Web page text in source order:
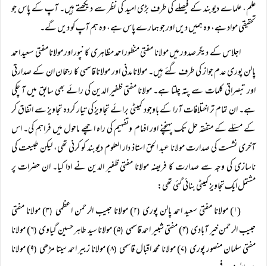
علم، علماے دیوبند کے فیصلے کی طرف بڑی امید کی نظر سے دیکھتے ہیں۔ آپ کے پاس جو
تحقیقی مواد ہے، وہ ہمیں دیں اور جو ہمارے پاس ہے، وہ ہم آپ کو دیں گے۔
اجلاس کے دیگر صدور میں مولانا مفتی منظور احمد مظاہری کانپور اور مولانا مفتی سعید احمد
پالن پوری عدم جواز کی طرف گئے ہیں۔ مولانا مدنی اور مولانا قاسمی کا رجحان ان کے صدارتی
اور تبصراتی کلمات سے پتہ چلتا ہے۔ مولانا مفتی ظفیر الدین کی رائے بھی سابق میں آ چکی
ہے۔ ان تمام تر اختلافات آرا کے باوجود کمیٹی برائے تجاویز کی تیار کردہ تجاویز سے اتفاق کر
کے مسئلے کے متفقہ حل تک پہنچنے اور افہام وتفہیم کی راہ اچھے ماحول میں فراہم کی۔ اس
آخری نشست کی صدارت مولانا عبد الحق استاذ دار العلوم دیوبند کو کرنی تھی، لیکن طبیعت کی
ناسازی کی وجہ سے صدارت کا فریضہ مولانا مفتی ظفیر الدین نے ادا کیا۔ ان حضرات پر
مشتمل ایک تجاویز کمیٹی بنائی گئی تھی:
(۱) مولانا مفتی سعید احمد پالن پوری
(۲) مولانا حبیب الرحمن اعظمی ( ۳) مولانا مفتی
حبیب الرحمن خیر آبادی (۴) مفتی شبیر احمد قاسمی (۵) مولانا سید طاہر حسین گیاوی ( ۶) مولانا
مفتی سلمان منصور پوری (۷) مولانا محمد اقبال قاسمی (۸) مولانا زبیر احمد سیتا مڑھی ( ۹) مولانا